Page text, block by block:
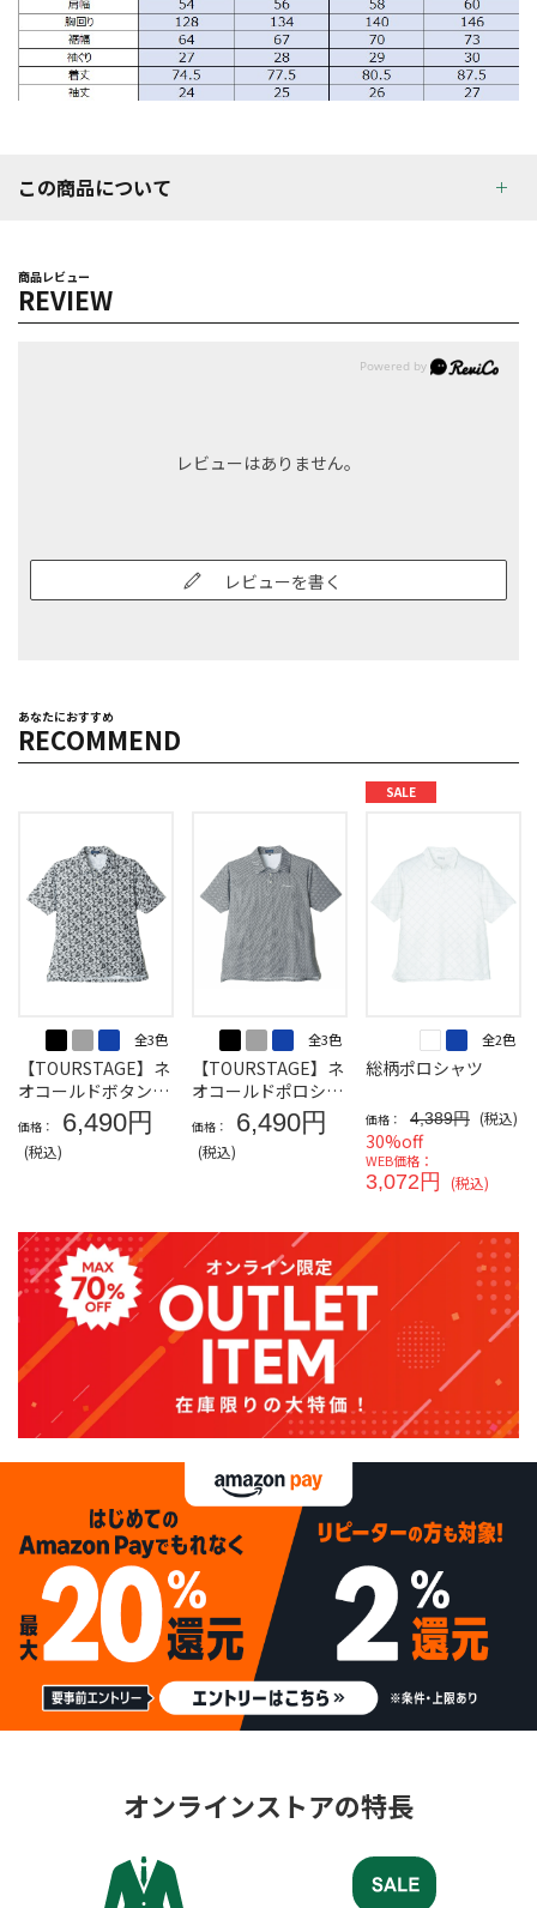
この商品について
商品レビュー
REVIEW
レビューはありません。
レビューを書く
あなたにおすすめ
RECOMMEND
全3色
【TOURSTAGE】ネ
オコールドボタンダ
ウンポロシャツ（ボ
タニカル）
価格： 6,490円
(税込)
全3色
【TOURSTAGE】ネ
オコールドポロシャ
ツ（ヘリンボン）
価格： 6,490円
(税込)
SALE
全2色
総柄ポロシャツ
価格： 4,389円 (税込)
30%off
WEB価格：
3,072円 (税込)
オンラインストアの特長